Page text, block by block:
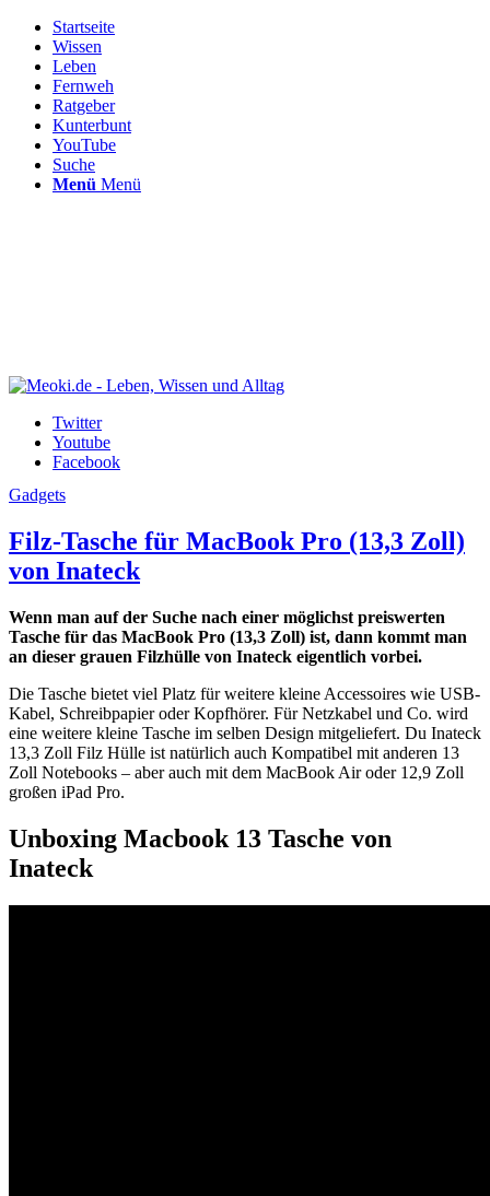
Startseite
Wissen
Leben
Fernweh
Ratgeber
Kunterbunt
YouTube
Suche
Menü Menü
Twitter
Youtube
Facebook
Gadgets
Filz-Tasche für MacBook Pro (13,3 Zoll)
von Inateck
Wenn man auf der Suche nach einer möglichst preiswerten
Tasche für das MacBook Pro (13,3 Zoll) ist, dann kommt man
an dieser grauen Filzhülle von Inateck eigentlich vorbei.
Die Tasche bietet viel Platz für weitere kleine Accessoires wie USB-
Kabel, Schreibpapier oder Kopfhörer. Für Netzkabel und Co. wird
eine weitere kleine Tasche im selben Design mitgeliefert. Du Inateck
13,3 Zoll Filz Hülle ist natürlich auch Kompatibel mit anderen 13
Zoll Notebooks – aber auch mit dem MacBook Air oder 12,9 Zoll
großen iPad Pro.
Unboxing Macbook 13 Tasche von
Inateck